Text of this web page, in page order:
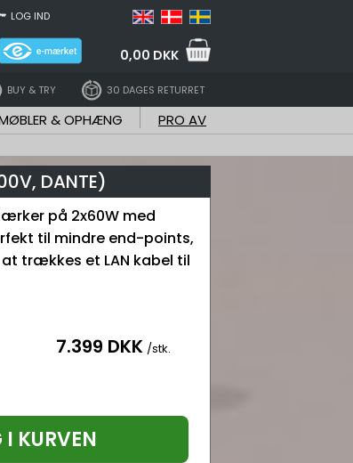
LOG IND
0,00 DKK
BUY & TRY 30 DAGES RETURRET
& OPHÆNG PRO AV
DANTE)
på 2x60W med
til mindre end-points,
trækkes et LAN kabel til
7.399 DKK /stk.
KURVEN